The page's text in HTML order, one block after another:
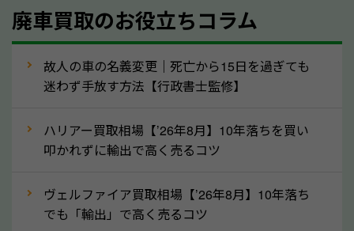
人気の車種は廃車の状態でも、高価買取が可能です。
産車は高く買取が可能です。「廃車＝買取できない」
なら廃車の車も適正価格で買取できます。他社で買取
拒否となった車も価格がつく可能性があるので、諦め
でも高価買取が可能なケースは珍しくないため、まず
はWebで簡単にできる無料査定をお試しください。
廃車買取のお役立ちコラム
故人の車の名義変更｜死亡から15日を過ぎても
迷わず手放す方法【行政書士監修】
ハリアー買取相場【’26年8月】10年落ちを買い
叩かれずに輸出で高く売るコツ
ヴェルファイア買取相場【’26年8月】10年落ち
でも「輸出」で高く売るコツ